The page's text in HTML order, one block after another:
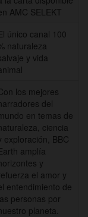
AMC SELEKT
único canal 100
naturaleza
y vida
los mejores
del
en temas de
ciencia
exploración, BBC
amplía
y
el amor y
entendimiento de
personas por
planeta.